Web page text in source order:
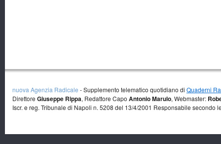
nuova Agenzia Radicale - Supplemento telematico quotidiano di Quaderni
Direttore Giuseppe Rippa, Redattore Capo Antonio Marulo, Webmaster:
Iscr. e reg. Tribunale di Napoli n. 5208 del 13/4/2001 Responsabile secondo